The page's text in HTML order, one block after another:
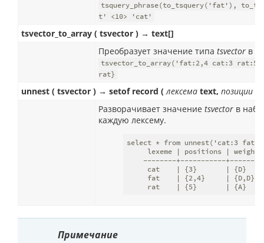
tsquery_phrase(to_tsquery('fat'),
t' <10> 'cat'
tsvector_to_array ( tsvector ) → text[]
Преобразует значение типа tsvector в
tsvector_to_array('fat:2,4 cat:3
rat}
unnest ( tsvector ) → setof record ( лексема text, позиции
Разворачивает значение tsvector в
каждую лексему.
select * from unnest('cat:3
     lexeme | positions | weights
--------+-----------
     cat    | {3}       | {D}
     fat    | {2,4}     | {D,D}
     rat    | {5}       | {A}
Примечание